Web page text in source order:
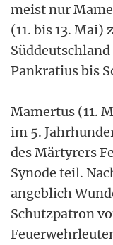
meist nur
(11. bis 13.
Pankratius bis
Mamertus (11.
im 5.
des Märtyrers
Synode teil.
angeblich
Schutzpatron